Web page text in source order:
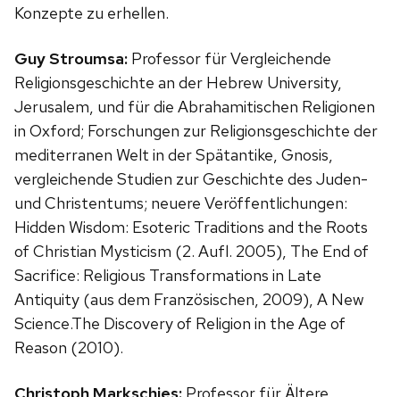
Konzepte zu erhellen.
Guy Stroumsa: Professor für Vergleichende
Religionsgeschichte an der Hebrew University,
Jerusalem, und für die Abrahamitischen Religionen
in Oxford; Forschungen zur Religionsgeschichte der
mediterranen Welt in der Spätantike, Gnosis,
vergleichende Studien zur Geschichte des Juden-
und Christentums; neuere Veröffentlichungen:
Hidden Wisdom: Esoteric Traditions and the Roots
of Christian Mysticism (2. Aufl. 2005), The End of
Sacrifice: Religious Transformations in Late
Antiquity (aus dem Französischen, 2009), A New
Science.The Discovery of Religion in the Age of
Reason (2010).
Christoph Markschies: Professor für Ältere